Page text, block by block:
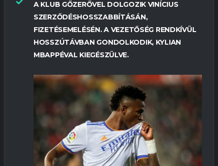
A KLUB GŐZERŐVEL DOLGOZIK VINÍCIUS
SZERZŐDÉSHOSSZABBÍTÁSÁN,
FIZETÉSEMELÉSÉN. A VEZETŐSÉG RENDKÍVÜL
HOSSZÚTÁVBAN GONDOLKODIK, KYLIAN
MBAPPÉVAL KIEGÉSZÜLVE.